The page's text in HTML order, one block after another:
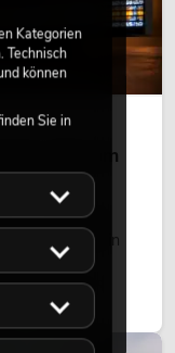
Warum
und farbige
auf Bühnen, in
kein rein
eingesetztes
gibt Szenen
emotionaler
Kategorien
Technisch
können
Sie in